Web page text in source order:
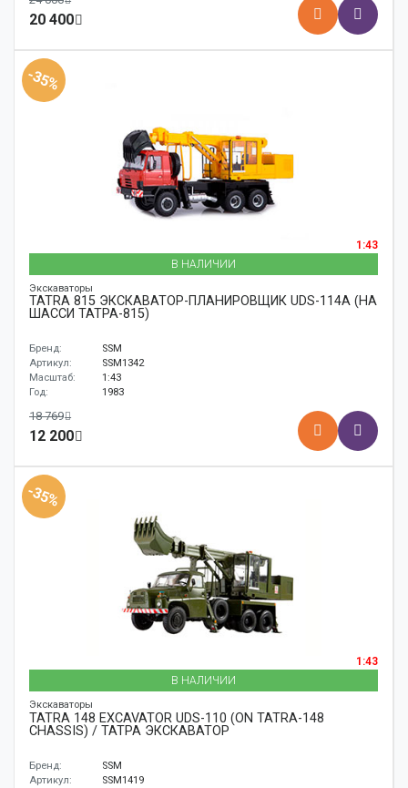
20 400
-35%
1:43
В НАЛИЧИИ
Экскаваторы
TATRA 815 ЭКСКАВАТОР-ПЛАНИРОВЩИК UDS-114A (НА
ШАССИ ТАТРА-815)
Бренд:
SSM
Артикул:
SSM1342
Масштаб:
1:43
Год:
1983
18 769
12 200
-35%
1:43
В НАЛИЧИИ
Экскаваторы
TATRA 148 EXCAVATOR UDS-110 (ON TATRA-148
CHASSIS) / ТАТРА ЭКСКАВАТОР
Бренд:
SSM
Артикул:
SSM1419